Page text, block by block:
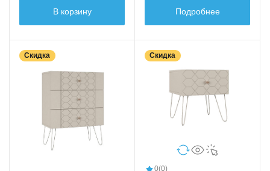
В корзину
Подробнее
Скидка Скидка
0(0)